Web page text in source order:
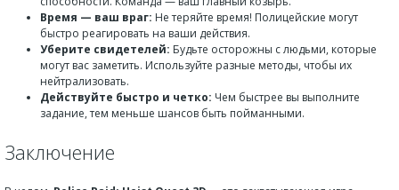
Время — ваш враг: Не теряйте время! Полицейские могут
быстро реагировать на ваши действия.
Уберите свидетелей: Будьте осторожны с людьми, которые
могут вас заметить. Используйте разные методы, чтобы их
нейтрализовать.
Действуйте быстро и четко: Чем быстрее вы выполните
задание, тем меньше шансов быть пойманными.
Заключение